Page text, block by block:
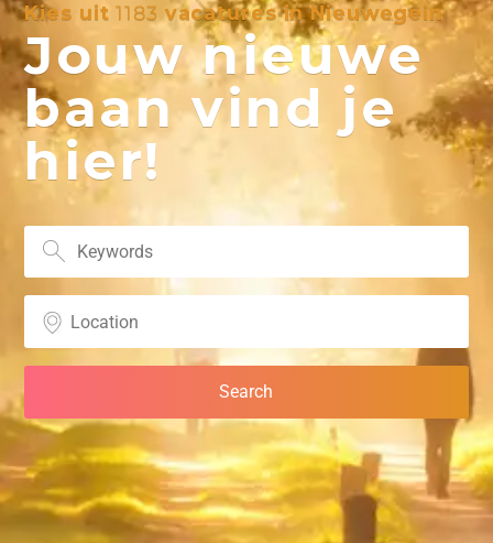
Kies uit1183 vacatures in Nieuwegein
Jouw nieuwe
baan vind je
hier!